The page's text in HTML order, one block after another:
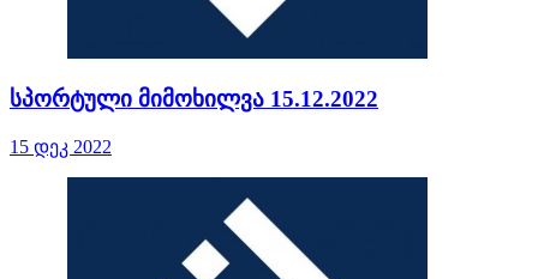
სპორტული მიმოხილვა 15.12.2022
15 დეკ 2022